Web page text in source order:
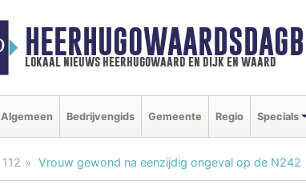
lokaal nieuws heerhugowaard en dijk en waard
Algemeen Bedrijvengids Gemeente Regio Specials
112 Vrouw gewond na eenzijdig ongeval op de N242